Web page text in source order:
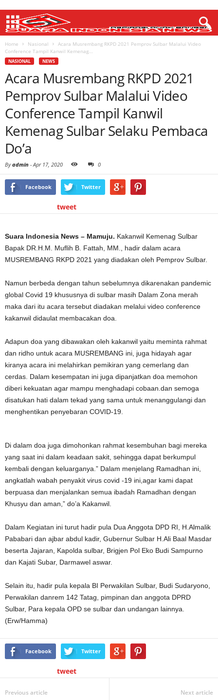
Home Nasional
Acara Musrembang RKPD 2021 Pemprov Sulbar Malalui Video
Conference Tampil Kanwil Kemenag...
NASIONAL NEWS
Acara Musrembang RKPD 2021
Pemprov Sulbar Malalui Video
Conference Tampil Kanwil
Kemenag Sulbar Selaku Pembaca
Do’a
Byadmin - Apr 17, 2020 0
Facebook Twitter
tweet
Suara Indonesia News – Mamuju. Kakanwil Kemenag Sulbar
Bapak DR.H.M. Muflih B. Fattah, MM., hadir dalam acara
MUSREMBANG RKPD 2021 yang diadakan oleh Pemprov Sulbar.
Namun berbeda dengan tahun sebelumnya dikarenakan pandemic
global Covid 19 khususnya di sulbar masih Dalam Zona merah
maka dari itu acara tersebut diadakan melalui video conference
kakanwil didaulat membacakan doa.
Adapun doa yang dibawakan oleh kakanwil yaitu meminta rahmat
dan ridho untuk acara MUSREMBANG ini, juga hidayah agar
kiranya acara ini melahirkan pemikiran yang cemerlang dan
cerdas. Dalam kesempatan ini juga dipanjatkan doa memohon
diberi kekuatan agar mampu menghadapi cobaan.dan semoga
disatukan hati dalam tekad yang sama untuk menanggulangi dan
menghentikan penyebaran COVID-19.
Di dalam doa juga dimohonkan rahmat kesembuhan bagi mereka
yang saat ini dalam keadaan sakit, sehingga dapat berkumpul
kembali dengan keluarganya.” Dalam menjelang Ramadhan ini,
angkatlah wabah penyakit virus covid -19 ini,agar kami dapat
berpuasa dan menjalankan semua ibadah Ramadhan dengan
Khusyu dan aman,” do’a Kakanwil.
Dalam Kegiatan ini turut hadir pula Dua Anggota DPD RI, H.Almalik
Pababari dan ajbar abdul kadir, Gubernur Sulbar H.Ali Baal Masdar
beserta Jajaran, Kapolda sulbar, Brigjen Pol Eko Budi Sampurno
dan Kajati Subar, Darmawel aswar.
Selain itu, hadir pula kepala BI Perwakilan Sulbar, Budi Sudaryono,
Perwakilan danrem 142 Tatag, pimpinan dan anggota DPRD
Sulbar, Para kepala OPD se sulbar dan undangan lainnya.
(Erw/Hamma)
Facebook Twitter
tweet
Previous article Next article